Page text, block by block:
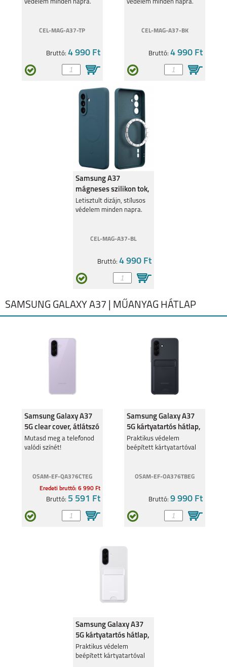
SAMSUNG GALAXY
SAMSUNG GALAXY
védelem minden napra.
CEL-MAG-A37-TP
Bruttó: 4 990 Ft
védelem minden napra.
CEL-MAG-A37-BK
Bruttó:4 990 Ft
Samsung A37
mágneses szilikon tok,
Kék
Letisztult dizájn, stílusos
védelem minden napra.
CEL-MAG-A37-BL
Bruttó: 4 990 Ft
SAMSUNG GALAXY A37 | MŰANYAG HÁTLAP
Samsung Galaxy A37
5G clear cover, átlátszó
Mutasd meg a telefonod
valódi színét!
OSAM-EF-QA376CTEG
Eredeti bruttó: 6 990 Ft
Bruttó: 5 591 Ft
Samsung Galaxy A37
5G kártyatartós hátlap,
fekete
Praktikus védelem
beépített kártyatartóval
OSAM-EF-OA376TBEG
Bruttó:9 990 Ft
Samsung Galaxy A37
5G kártyatartós hátlap,
világos szürke
Praktikus védelem
beépített kártyatartóval